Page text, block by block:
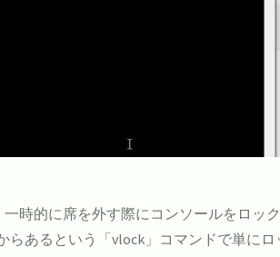
時的に席を外す際にコンソールをロック
あるという「vlock」コマンドで単にロ